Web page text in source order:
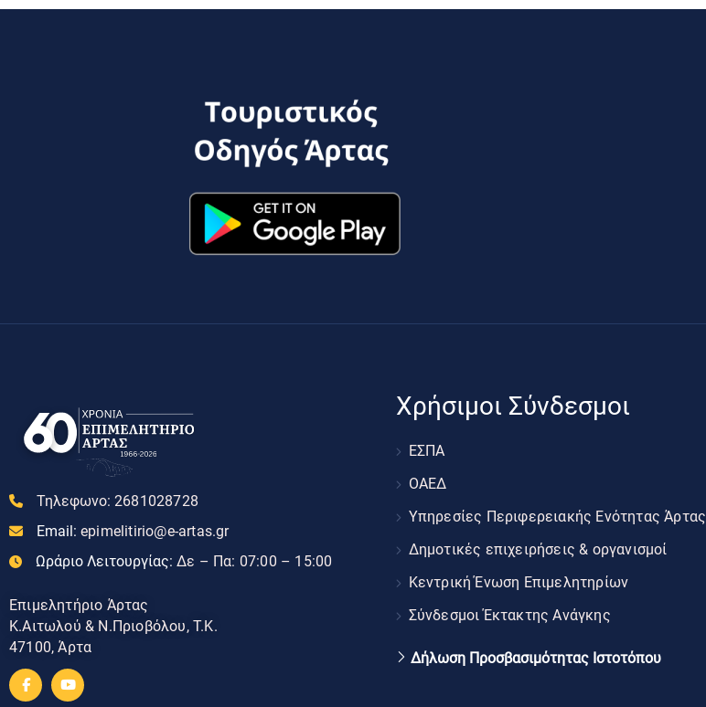
Τηλεφωνο: 2681028728
Email: epimelitirio@e-artas.gr
Ωράριο Λειτουργίας: Δε – Πα: 07:00 – 15:00
Επιμελητήριο Άρτας
Κ.Αιτωλού & Ν.Πριοβόλου, Τ.Κ.
47100, Άρτα
Χρήσιμοι Σύνδεσμοι
ΕΣΠΑ
ΟΑΕΔ
Υπηρεσίες Περιφερειακής Ενότητας Άρτας
Δημοτικές επιχειρήσεις & οργανισμοί
Κεντρική Ένωση Επιμελητηρίων
Σύνδεσμοι Έκτακτης Ανάγκης
Δήλωση Προσβασιμότητας Ιστοτόπου